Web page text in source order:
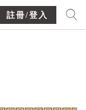
註冊/登入